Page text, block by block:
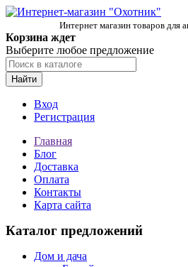
Интернет магазин товаров для
Корзина ждет
Выберите любое предложение
Найти
Вход
Регистрация
Главная
Блог
Доставка
Оплата
Контакты
Карта сайта
Каталог предложений
Дом и дача